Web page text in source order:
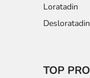
Loratadin
Desloratadin
TOP